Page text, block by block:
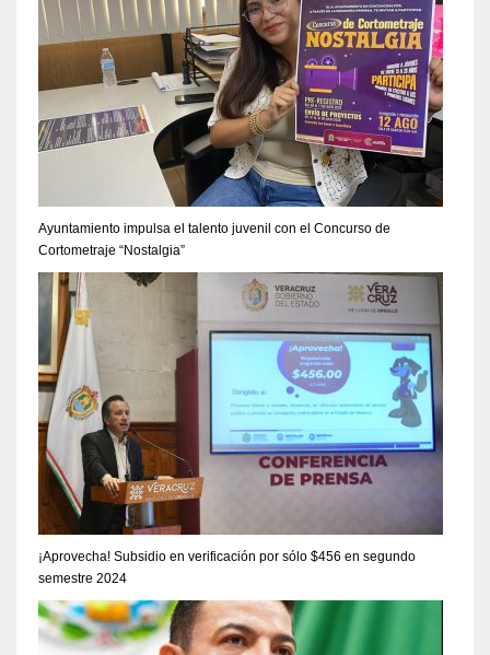
Ayuntamiento impulsa el talento juvenil con el Concurso de
Cortometraje “Nostalgia”
¡Aprovecha! Subsidio en verificación por sólo $456 en segundo
semestre 2024